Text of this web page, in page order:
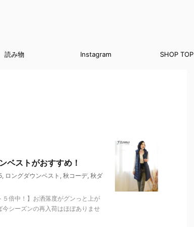
読み物 Instagram SHOP TOP
ベストがおすすめ！
, ロングダウンベスト , 秋コーデ, 秋ダ
倍中！】お洒落度がグンっと上が
シーズンの再入荷はほぼありませ